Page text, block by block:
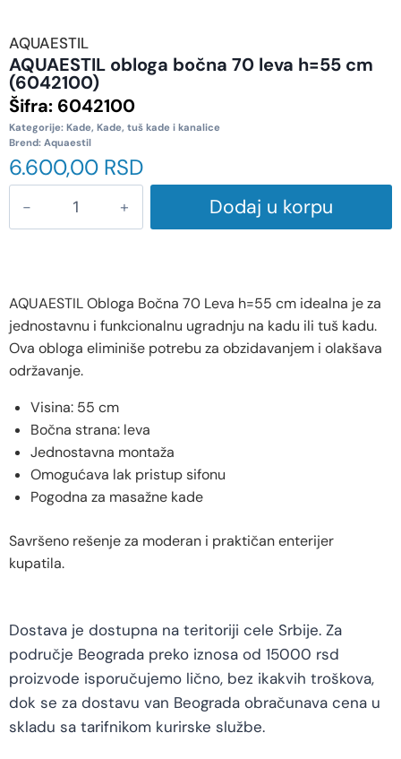
AQUAESTIL
AQUAESTIL obloga bočna 70 leva h=55 cm
(6042100)
Šifra: 6042100
Kategorije: Kade, Kade, tuš kade i kanalice
Brend: Aquaestil
6.600,00 RSD
Dodaj u korpu
AQUAESTIL Obloga Bočna 70 Leva h=55 cm idealna je za
jednostavnu i funkcionalnu ugradnju na kadu ili tuš kadu.
Ova obloga eliminiše potrebu za obzidavanjem i olakšava
održavanje.
Visina: 55 cm
Bočna strana: leva
Jednostavna montaža
Omogućava lak pristup sifonu
Pogodna za masažne kade
Savršeno rešenje za moderan i praktičan enterijer
kupatila.
Dostava je dostupna na teritoriji cele Srbije. Za
područje Beograda preko iznosa od 15000 rsd
proizvode isporučujemo lično, bez ikakvih troškova,
dok se za dostavu van Beograda obračunava cena u
skladu sa tarifnikom kurirske službe.